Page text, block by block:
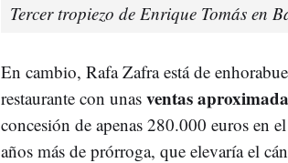
Tercer tropiezo de Enrique Tomás en
En cambio, Rafa Zafra está de
restaurante con unas ventas
concesión de apenas 280.000 euros en
años más de prórroga, que elevaría el